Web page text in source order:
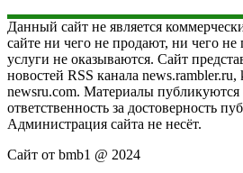
Данный сайт не является
сайте ни чего не продают, ни чего
услуги не оказываются. Сайт
новостей RSS канала news.rambler.ru,
newsru.com. Материалы публикуются
ответственность за достоверность
Администрация сайта не несёт.
Сайт от bmb1 @ 2024